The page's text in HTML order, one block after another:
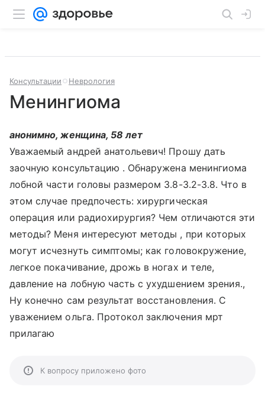
Консультации Неврология
Менингиома
анонимно, женщина, 58 лет
Уважаемый андрей анатольевич! Прошу дать
заочную консультацию . Обнаружена менингиома
лобной части головы размером 3.8-3.2-3.8. Что в
этом случае предпочесть: хирургическая
операция или радиохирургия? Чем отличаются эти
методы? Меня интересуют методы , при которых
могут исчезнуть симптомы; как головокружение,
легкое покачивание, дрожь в ногах и теле,
давление на лобную часть с ухудшением зрения.,
Ну конечно сам результат восстановления. С
уважением ольга. Протокол заключения мрт
прилагаю
К вопросу приложено фото